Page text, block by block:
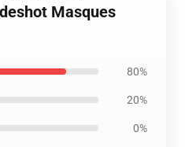
Masques
80%
20%
0%